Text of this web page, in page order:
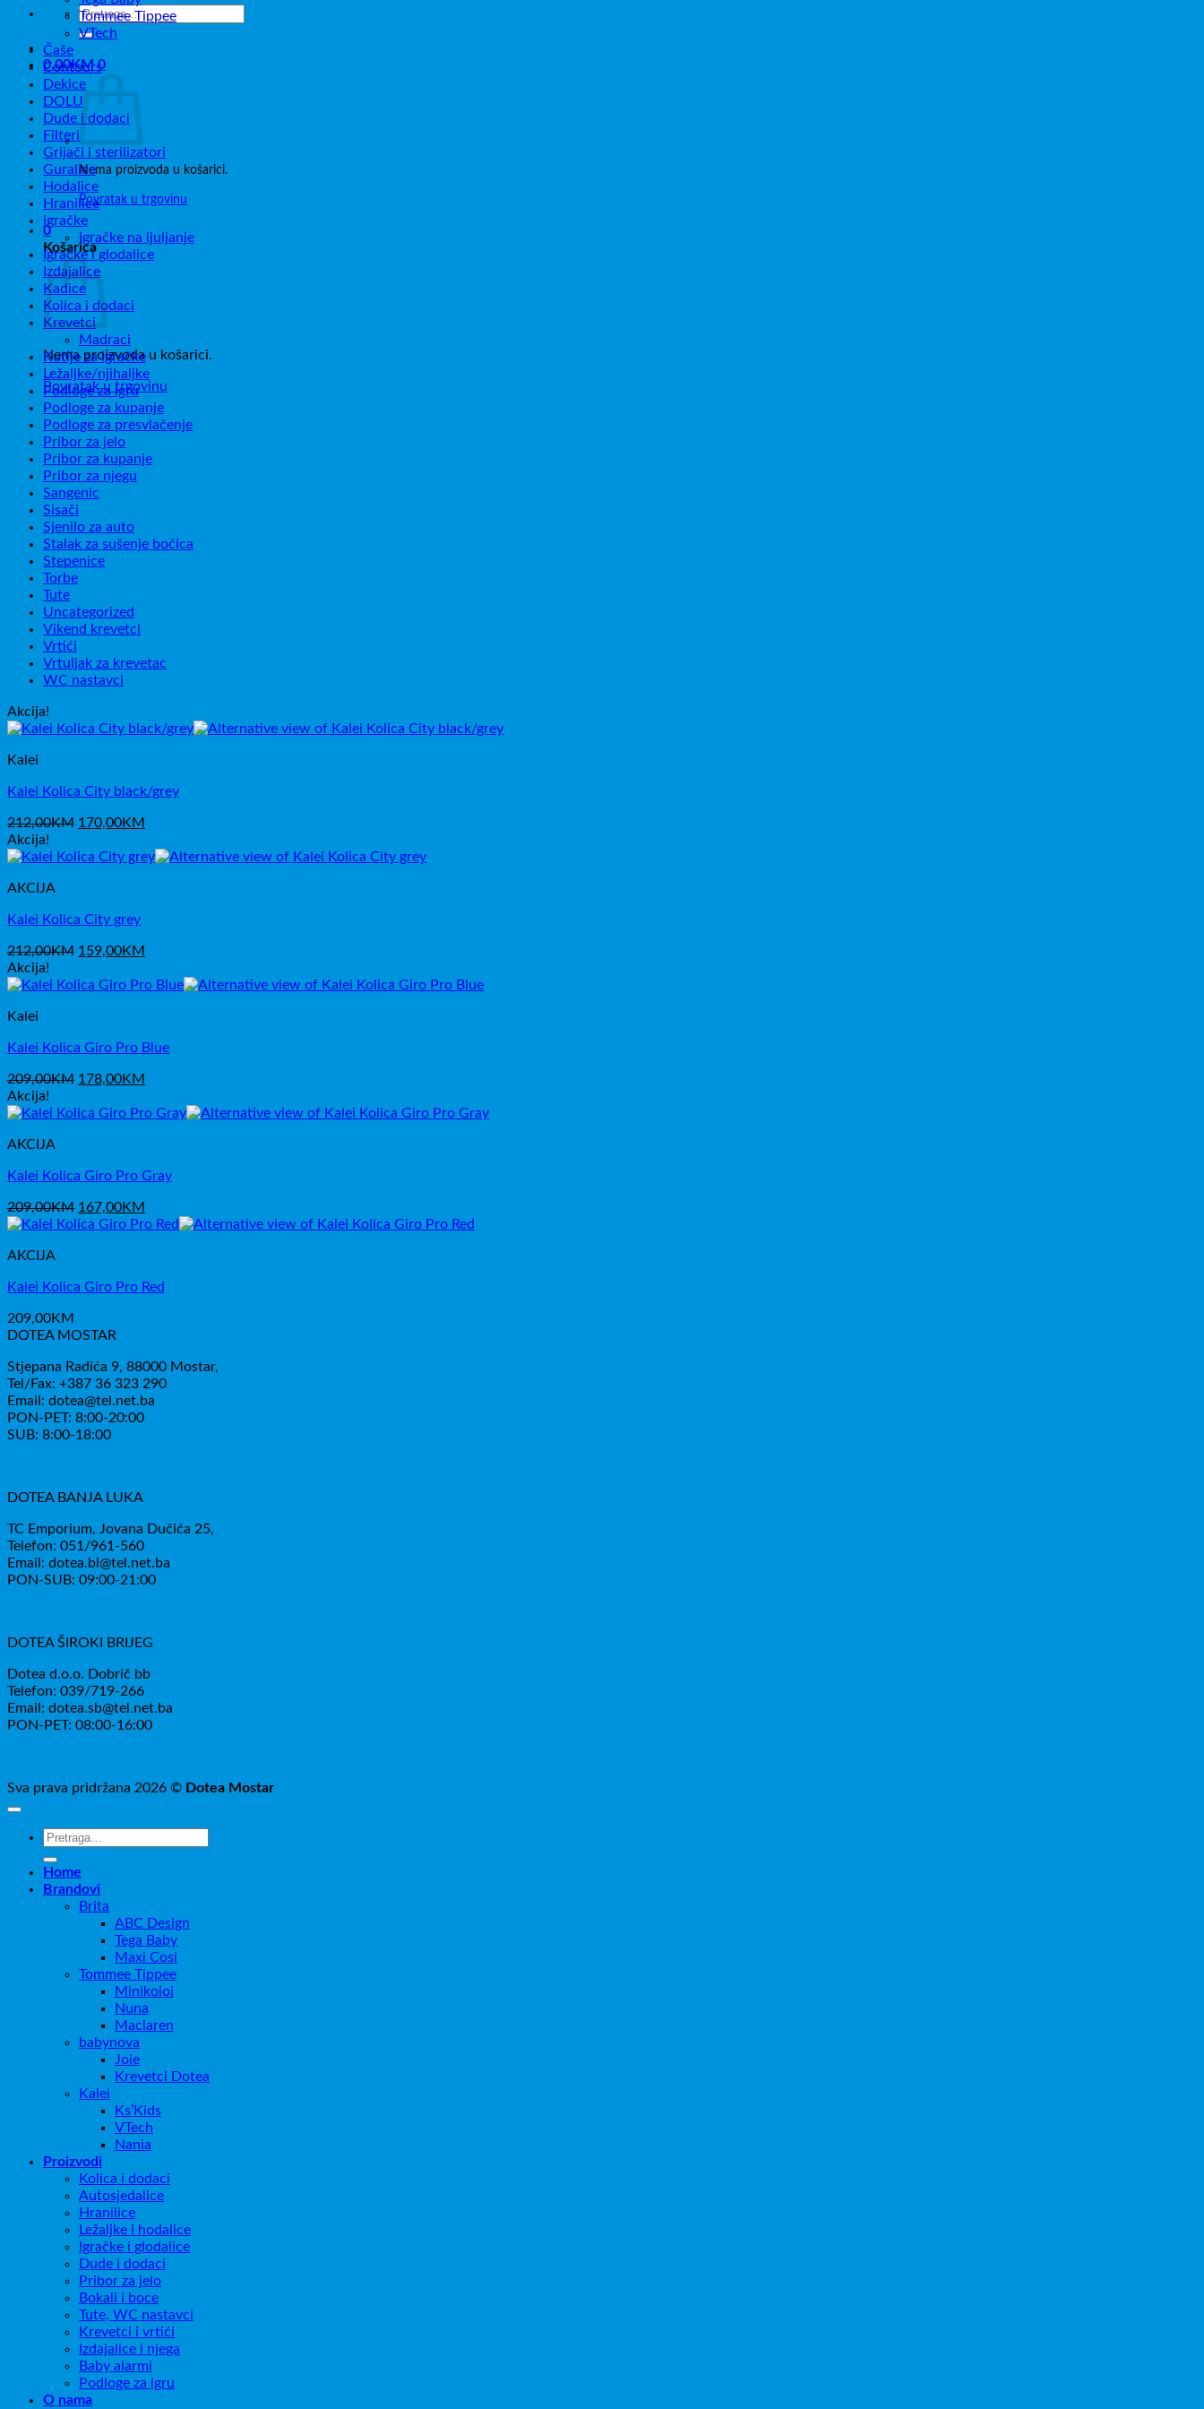
Pretraži:
0,00KM 0
Nema proizvoda u košarici.
Povratak u trgovinu
0
Košarica
Nema proizvoda u košarici.
Povratak u trgovinu
Tommee Tippee
VTech
Čaše
Contours
Dekice
DOLU
Dude i dodaci
Filteri
Grijači i sterilizatori
Guralice
Hodalice
Hranilice
igračke
Igračke na ljuljanje
Igračke i glodalice
Izdajalice
Kadice
Kolica i dodaci
Krevetci
Madraci
Kutije za igračke
Ležaljke/njihaljke
Podloge za igru
Podloge za kupanje
Podloge za presvlačenje
Pribor za jelo
Pribor za kupanje
Pribor za njegu
Sangenic
Sisači
Sjenilo za auto
Stalak za sušenje bočica
Stepenice
Torbe
Tute
Uncategorized
Vikend krevetci
Vrtići
Vrtuljak za krevetac
WC nastavci
Akcija!
Kalei
Kalei Kolica City black/grey
212,00KM Izvorna
bila
170,00KM
je:
Akcija!
AKCIJA
Kalei Kolica City grey
212,00KM Izvorna
bila
159,00KM
je:
Akcija!
Kalei
Kalei Kolica Giro Pro Blue
209,00KM Izvorna
bila
178,00KM
je:
Akcija!
AKCIJA
Kalei Kolica Giro Pro Gray
209,00KM Izvorna
cijena
167,00KM
cijena
AKCIJA
Kalei Kolica Giro Pro Red
209,00KM
DOTEA MOSTAR
Stjepana Radića 9, 88000 Mostar,
Tel/Fax: +387 36 323 290
Email: dotea@tel.net.ba
PON-PET: 8:00-20:00
SUB: 8:00-18:00
DOTEA BANJA LUKA
TC Emporium, Jovana Dučića 25,
Telefon: 051/961-560
Email: dotea.bl@tel.net.ba
PON-SUB: 09:00-21:00
DOTEA ŠIROKI BRIJEG
Dotea d.o.o. Dobrič bb
Telefon: 039/719-266
Email: dotea.sb@tel.net.ba
PON-PET: 08:00-16:00
Sva prava pridržana 2026 © Dotea Mostar
Pretraži:
Home
Brandovi
Brita
ABC Design
Tega Baby
Maxi Cosi
Tommee Tippee
Minikoioi
Nuna
Maclaren
babynova
Joie
Krevetci Dotea
Kalei
Ks’Kids
VTech
Nania
Proizvodi
Kolica i dodaci
Autosjedalice
Hranilice
Ležaljke i hodalice
Igračke i glodalice
Dude i dodaci
Pribor za jelo
Bokali i boce
Tute, WC nastavci
Krevetci i vrtići
Izdajalice i njega
Baby alarmi
Podloge za igru
O nama